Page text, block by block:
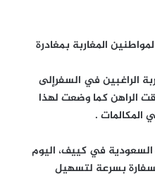
المغاربة بمغادرة
الراغبين في السفرإلى
الراهن كما وضعت لهذا
المكالمات .
السعودية في كييف، اليوم
بسرعة لتسهيل